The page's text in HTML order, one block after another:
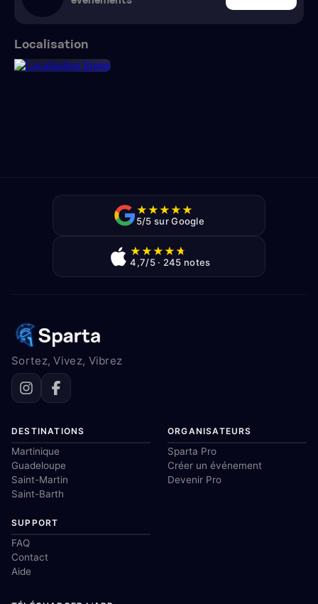
Localisation
★★★★★
5/5 sur Google
★★★★★
4,7/5 · 245 notes
Sortez, Vivez, Vibrez
DESTINATIONS
Martinique
Guadeloupe
Saint-Martin
Saint-Barth
ORGANISATEURS
Sparta Pro
Créer un événement
Devenir Pro
SUPPORT
FAQ
Contact
Aide